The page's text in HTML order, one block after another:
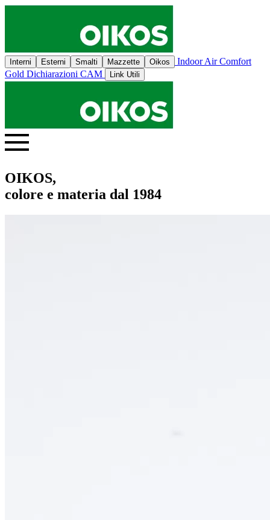
Interni Esterni Smalti Mazzette Oikos
Indoor Air Comfort
Gold Dichiarazioni CAM Link Utili
OIKOS,
colore e materia dal 1984